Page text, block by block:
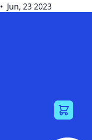
• Jun, 23 2023